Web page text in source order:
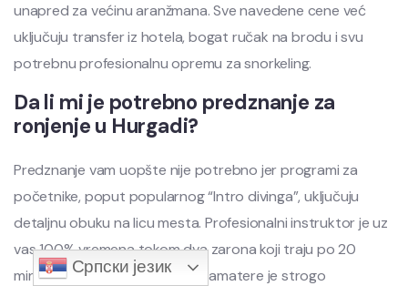
unapred za većinu aranžmana. Sve navedene cene već
uključuju transfer iz hotela, bogat ručak na brodu i svu
potrebnu profesionalnu opremu za snorkeling.
Da li mi je potrebno predznanje za
ronjenje u Hurgadi?
Predznanje vam uopšte nije potrebno jer programi za
početnike, poput popularnog “Intro divinga”, uključuju
detaljnu obuku na licu mesta. Profesionalni instruktor je uz
vas 100% vremena tokom dva zarona koji traju po 20
minuta. Maksimalna dubina za amatere je strogo
Српски језик